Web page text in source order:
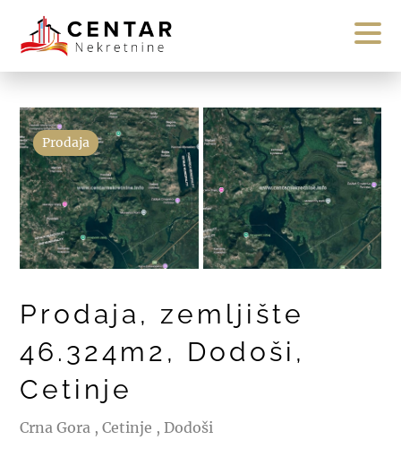
Prodaja
Prodaja, zemljište
46.324m2, Dodoši,
Cetinje
Crna Gora , Cetinje , Dodoši